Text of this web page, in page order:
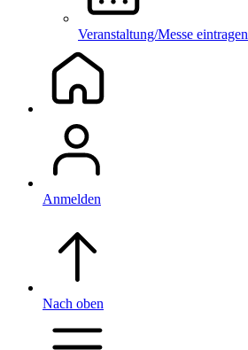
Veranstaltung/Messe eintragen
Anmelden
Nach oben